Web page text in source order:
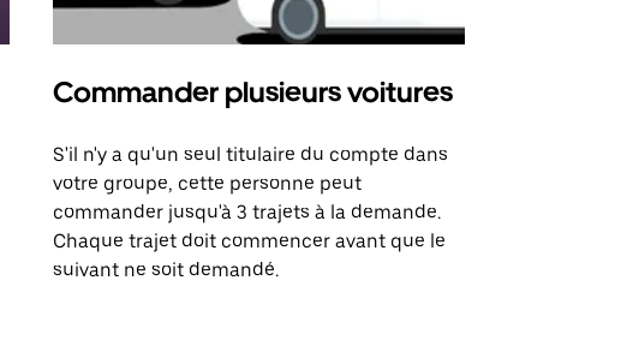
Commander plusieurs voitures
S'il n'y a qu'un seul titulaire du compte dans
votre groupe, cette personne peut
commander jusqu'à 3 trajets à la demande.
Chaque trajet doit commencer avant que le
suivant ne soit demandé.